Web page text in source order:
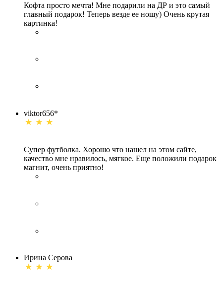
Кофта просто мечта! Мне подарили на ДР и это самый
главный подарок! Теперь везде ее ношу) Очень крутая
картинка!
viktor656*
Супер футболка. Хорошо что нашел на этом сайте,
качество мне нравилось, мягкое. Еще положили подарок
магнит, очень приятно!
Ирина Серова